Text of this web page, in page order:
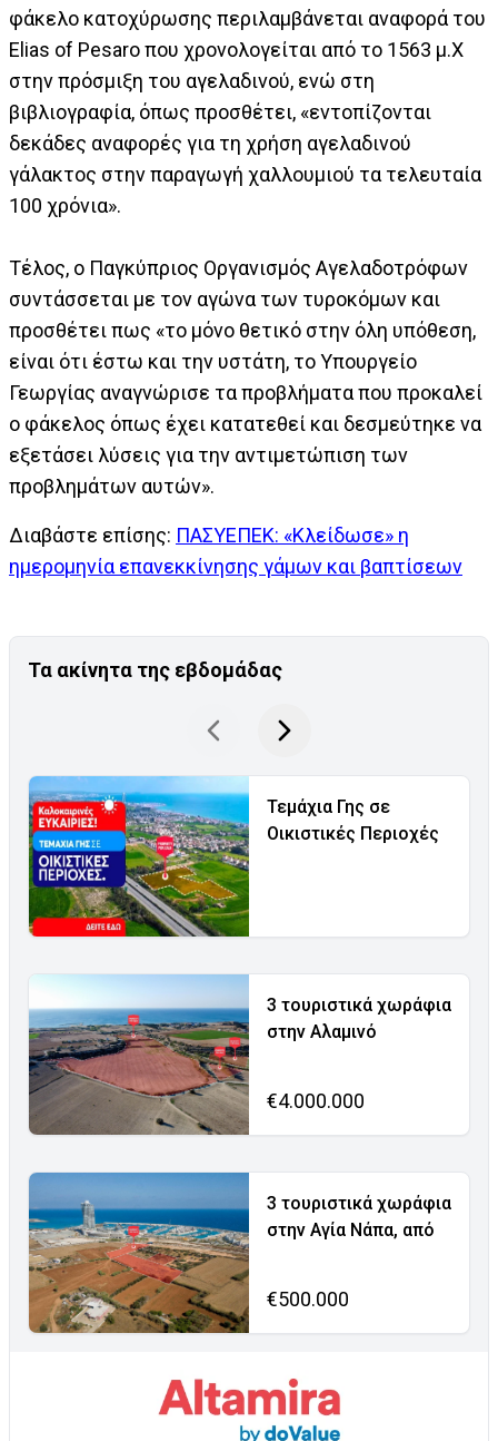
φάκελο κατοχύρωσης περιλαμβάνεται αναφορά του
Elias of Pesaro που χρονολογείται από το 1563 μ.Χ
στην πρόσμιξη του αγελαδινού, ενώ στη
βιβλιογραφία, όπως προσθέτει, «εντοπίζονται
δεκάδες αναφορές για τη χρήση αγελαδινού
γάλακτος στην παραγωγή χαλλουμιού τα τελευταία
100 χρόνια».
Τέλος, ο Παγκύπριος Οργανισμός Αγελαδοτρόφων
συντάσσεται με τον αγώνα των τυροκόμων και
προσθέτει πως «το μόνο θετικό στην όλη υπόθεση,
είναι ότι έστω και την υστάτη, το Υπουργείο
Γεωργίας αναγνώρισε τα προβλήματα που προκαλεί
ο φάκελος όπως έχει κατατεθεί και δεσμεύτηκε να
εξετάσει λύσεις για την αντιμετώπιση των
προβλημάτων αυτών».
Διαβάστε επίσης: ΠΑΣΥΕΠΕΚ: «Κλείδωσε» η
ημερομηνία επανεκκίνησης γάμων και βαπτίσεων
Τα ακίνητα της εβδομάδας
Τεμάχια Γης σε
Οικιστικές Περιοχές
3 τουριστικά χωράφια
στην Αλαμινό
€4.000.000
3 τουριστικά χωράφια
στην Αγία Νάπα, από
€500.000